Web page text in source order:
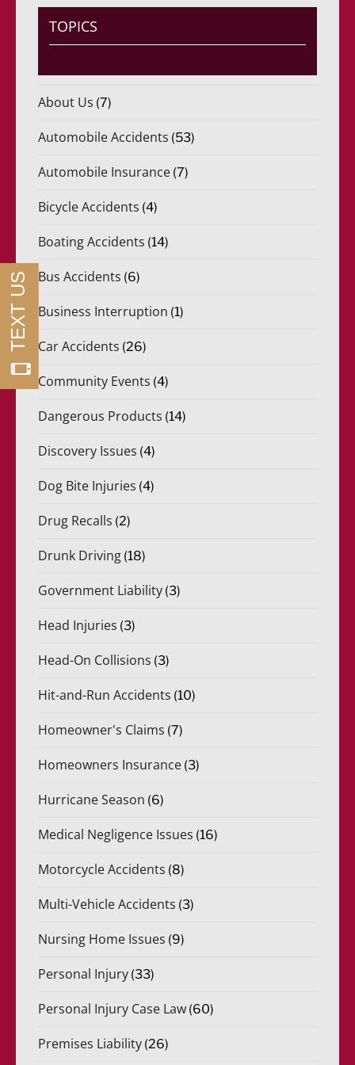
r
*
TOPICS
About Us (7)
Automobile Accidents (53)
Automobile Insurance (7)
Bicycle Accidents (4)
Boating Accidents (14)
Bus Accidents (6)
Business Interruption (1)
Car Accidents (26)
Community Events (4)
Dangerous Products (14)
Discovery Issues (4)
Dog Bite Injuries (4)
Drug Recalls (2)
Drunk Driving (18)
Government Liability (3)
Head Injuries (3)
Head-On Collisions (3)
Hit-and-Run Accidents (10)
Homeowner's Claims (7)
Homeowners Insurance (3)
Hurricane Season (6)
Medical Negligence Issues (16)
Motorcycle Accidents (8)
Multi-Vehicle Accidents (3)
Nursing Home Issues (9)
Personal Injury (33)
Personal Injury Case Law (60)
Premises Liability (26)